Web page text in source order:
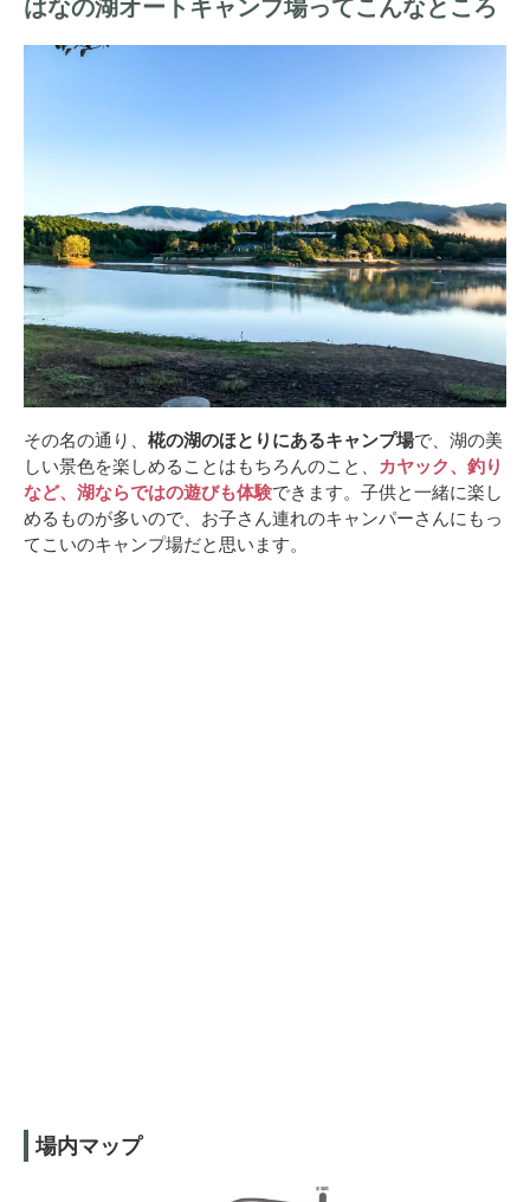
はなの湖オートキャンプ場ってこんなところ
その名の通り、 椛の湖のほとりにあるキャンプ場で、湖の美
しい景色を楽しめることはもちろんのこと、 カヤック、釣り
など、湖ならではの遊びも体験できます。子供と一緒に楽し
めるものが多いので、お子さん連れのキャンパーさんにもっ
てこいのキャンプ場だと思います。
場内マップ